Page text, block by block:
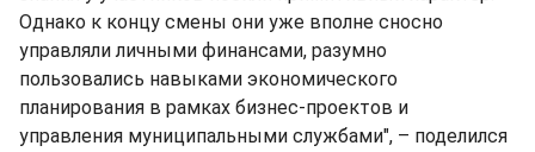
Однако к концу смены они уже вполне сносно
управляли личными финансами, разумно
пользовались навыками экономического
планирования в рамках бизнес-проектов и
управления муниципальными службами", – поделился